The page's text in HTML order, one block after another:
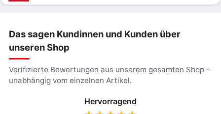
Das sagen Kundinnen und Kunden über
unseren Shop
Verifizierte Bewertungen aus unserem gesamten Shop –
unabhängig vom einzelnen Artikel.
Hervorragend